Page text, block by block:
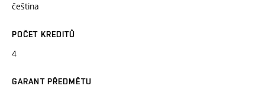
čeština
POČET KREDITŮ
4
GARANT PŘEDMĚTU